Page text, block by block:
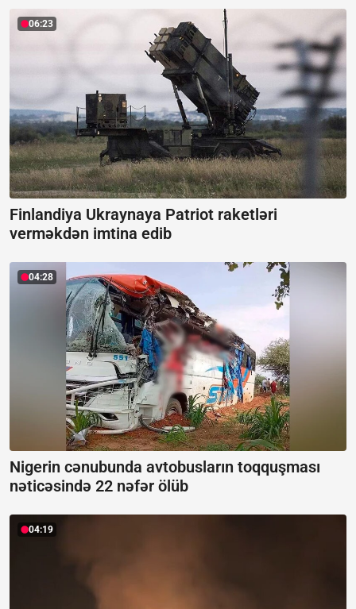
06:23
Finlandiya Ukraynaya Patriot raketləri
verməkdən imtina edib
04:28
Nigerin cənubunda avtobusların toqquşması
nəticəsində 22 nəfər ölüb
04:19